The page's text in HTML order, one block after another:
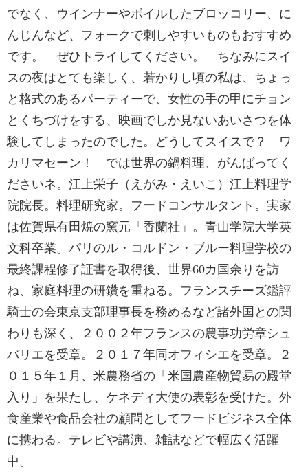
でなく、ウインナーやボイルしたブロッコリー、に
んじんなど、フォークで刺しやすいものもおすすめ
です。 ぜひトライしてください。 ちなみにスイ
スの夜はとても楽しく、若かりし頃の私は、ちょっ
と格式のあるパーティーで、女性の手の甲にチョン
とくちづけをする、映画でしか見ないあいさつを体
験してしまったのでした。どうしてスイスで？ ワ
カリマセーン！ では世界の鍋料理、がんばってく
ださいネ。江上栄子（えがみ・えいこ）江上料理学
院院長。料理研究家。フードコンサルタント。実家
は佐賀県有田焼の窯元「香蘭社」。青山学院大学英
文科卒業。パリのル・コルドン・ブルー料理学校の
最終課程修了証書を取得後、世界60カ国余りを訪
ね、家庭料理の研鑽を重ねる。フランスチーズ鑑評
騎士の会東京支部理事長を務めるなど諸外国との関
わりも深く、２００２年フランスの農事功労章シュ
バリエを受章。２０１７年同オフィシエを受章。２
０１５年１月、米農務省の「米国農産物貿易の殿堂
入り」を果たし、ケネディ大使の表彰を受けた。外
食産業や食品会社の顧問としてフードビジネス全体
に携わる。テレビや講演、雑誌などで幅広く活躍
中。